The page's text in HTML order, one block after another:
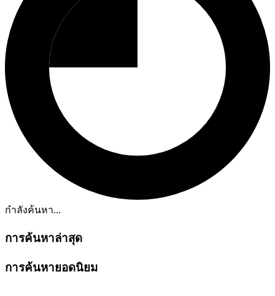
กำลังค้นหา...
การค้นหาล่าสุด
การค้นหายอดนิยม